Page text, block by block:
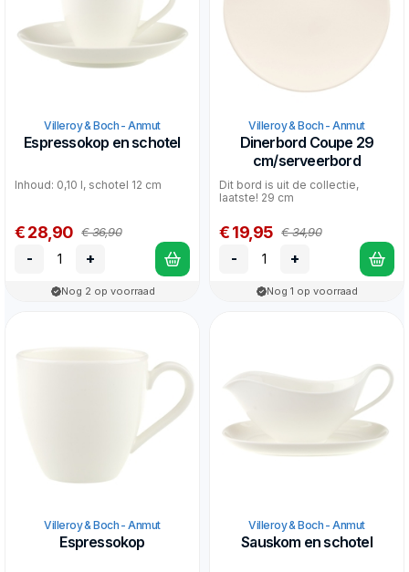
Villeroy & Boch - Anmut
Espressokop en schotel
Inhoud: 0,10 l, schotel 12 cm
€ 28,90 € 36,90
- +
Nog 2 op voorraad
Villeroy & Boch - Anmut
Dinerbord Coupe 29
cm/serveerbord
Dit bord is uit de collectie,
laatste! 29 cm
€ 19,95 € 34,90
- +
Nog 1 op voorraad
Villeroy & Boch - Anmut
Espressokop
Villeroy & Boch - Anmut
Sauskom en schotel